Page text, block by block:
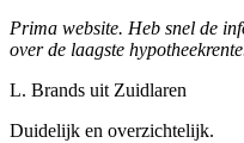
Prima website. Heb snel de
over de laagste
L. Brands uit Zuidlaren
Duidelijk en overzichtelijk.